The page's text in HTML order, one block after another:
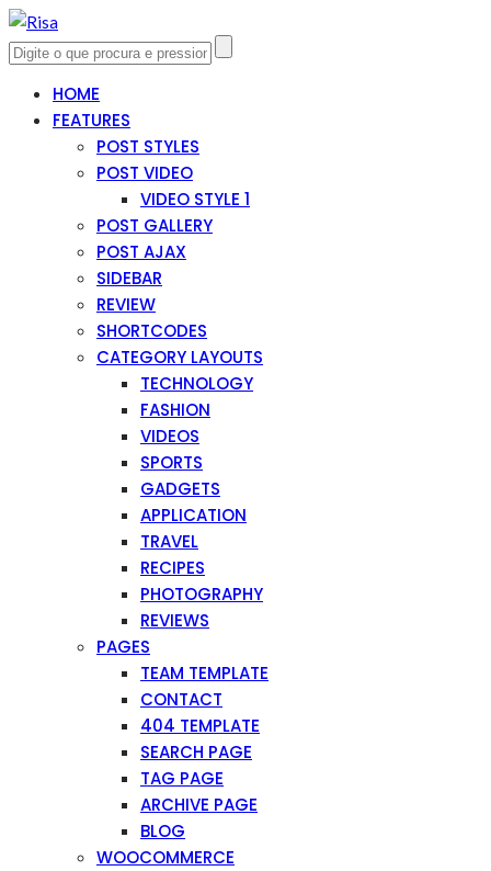
HOME
FEATURES
POST STYLES
POST VIDEO
VIDEO STYLE 1
POST GALLERY
POST AJAX
SIDEBAR
REVIEW
SHORTCODES
CATEGORY LAYOUTS
TECHNOLOGY
FASHION
VIDEOS
SPORTS
GADGETS
APPLICATION
TRAVEL
RECIPES
PHOTOGRAPHY
REVIEWS
PAGES
TEAM TEMPLATE
CONTACT
404 TEMPLATE
SEARCH PAGE
TAG PAGE
ARCHIVE PAGE
BLOG
WOOCOMMERCE